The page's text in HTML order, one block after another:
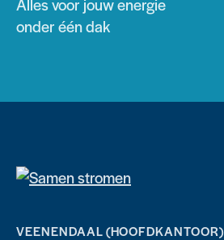
onder één dak
VEENENDAAL (HOOFDKANTOOR)